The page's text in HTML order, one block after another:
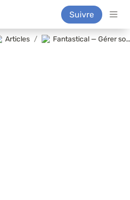
Suivre
Articles / Fantastical — Gérer son calendrier